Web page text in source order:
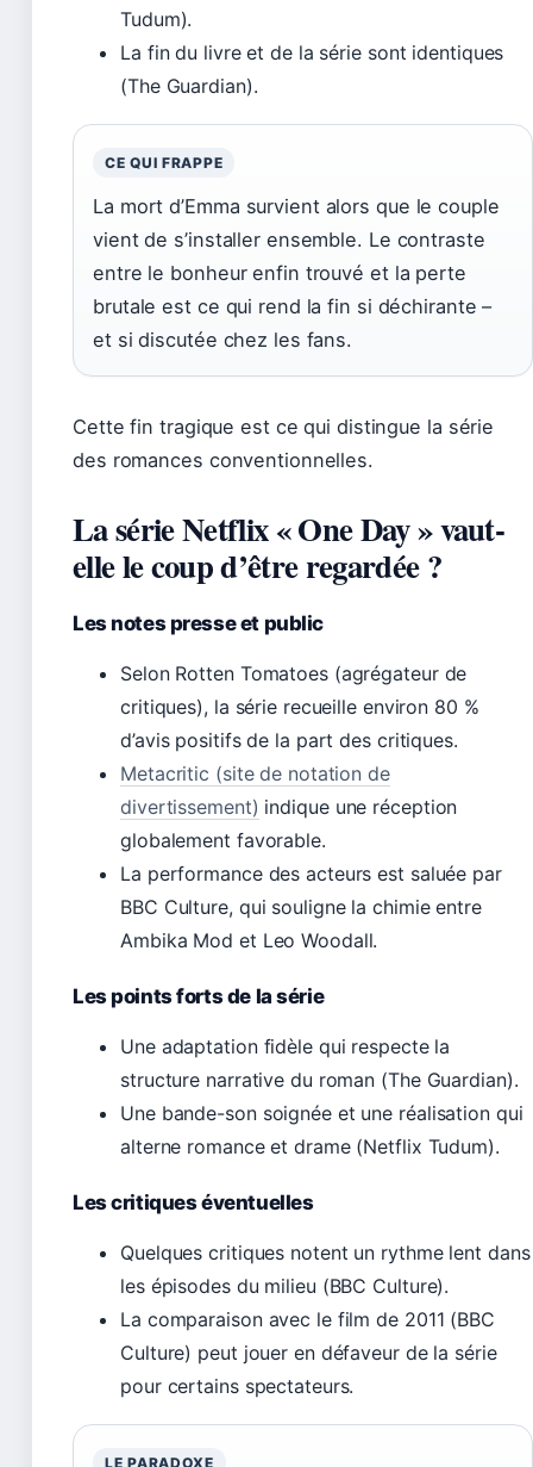
Tudum).
La fin du livre et de la série sont identiques
(The Guardian).
CE QUI FRAPPE
La mort d’Emma survient alors que le couple
vient de s’installer ensemble. Le contraste
entre le bonheur enfin trouvé et la perte
brutale est ce qui rend la fin si déchirante –
et si discutée chez les fans.
Cette fin tragique est ce qui distingue la série
des romances conventionnelles.
La série Netflix « One Day » vaut-
elle le coup d’être regardée ?
Les notes presse et public
Selon Rotten Tomatoes (agrégateur de
critiques), la série recueille environ 80 %
d’avis positifs de la part des critiques.
Metacritic (site de notation de
divertissement) indique une réception
globalement favorable.
La performance des acteurs est saluée par
BBC Culture, qui souligne la chimie entre
Ambika Mod et Leo Woodall.
Les points forts de la série
Une adaptation fidèle qui respecte la
structure narrative du roman (The Guardian).
Une bande-son soignée et une réalisation qui
alterne romance et drame (Netflix Tudum).
Les critiques éventuelles
Quelques critiques notent un rythme lent dans
les épisodes du milieu (BBC Culture).
La comparaison avec le film de 2011 (BBC
Culture) peut jouer en défaveur de la série
pour certains spectateurs.
LE PARADOXE